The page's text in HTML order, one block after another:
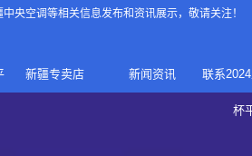
央空调等相关信息发布和资讯展示，敬请关注！
新疆专卖店 新闻资讯 联系
杯